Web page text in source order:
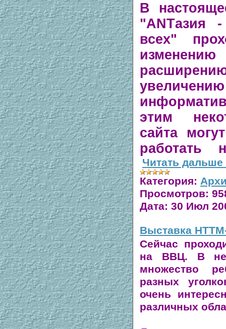
В
"ANTазия
всех"
увеличению
этим
сайта
работать
Читать дальше
Категория:
Просмотров:
Дата: 30 Июл
Выставка
Сейчас
на ВВЦ. В
множество
разных
очень
различных